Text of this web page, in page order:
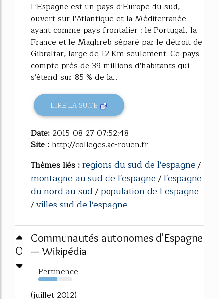
L'Espagne est un pays d'Europe du sud,
ouvert sur l'Atlantique et la Méditerranée
ayant comme pays frontalier : le Portugal, la
France et le Maghreb séparé par le détroit de
Gibraltar, large de 12 Km seulement. Ce pays
compte prés de 39 millions d'habitants qui
s'étend sur 85 % de la...
LIRE LA SUITE
Date: 2015-08-27 07:52:48
Site :http://colleges.ac-rouen.fr
Thèmes liés :regions du sud de l'espagne/
montagne au sud de l'espagne/l'espagne
du nord au sud/population de l espagne
/villes sud de l'espagne
0
Communautés autonomes d'Espagne
— Wikipédia
Pertinence
55%
(juillet 2012)